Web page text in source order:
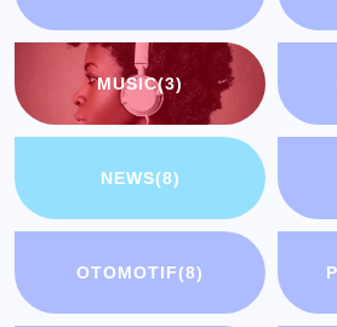
MUSIC(3)
NEWS(8)
OTOMOTIF(8)